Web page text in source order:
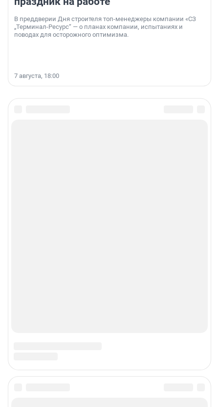
В преддверии Дня строителя топ-менеджеры компании «СЗ
„Терминал-Ресурс“ — о планах компании, испытаниях и
поводах для осторожного оптимизма.
7 августа, 18:00